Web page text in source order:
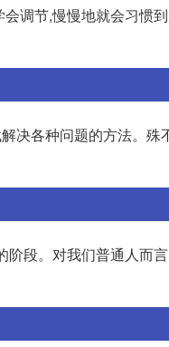
调节,慢慢地就会习惯
决各种问题的方法。殊
段。对我们普通人而